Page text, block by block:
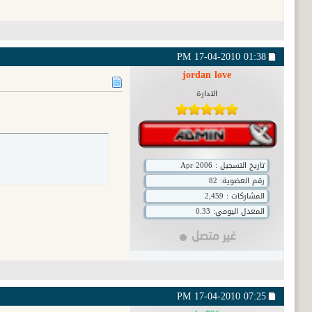
17-04-201001:38 PM
jordan love
الادارة
تاريخ التسجيل : Apr 2006
رقم العضوية:
المشاركات : 2,459
المعدل اليومي: 0.33
17-04-201007:25 PM